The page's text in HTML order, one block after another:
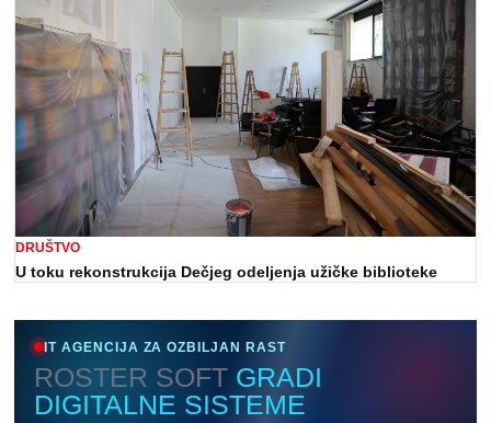
DRUŠTVO
U toku rekonstrukcija Dečjeg odeljenja užičke biblioteke
IT AGENCIJA ZA OZBILJAN RAST
ROSTER SOFT GRADI
DIGITALNE SISTEME